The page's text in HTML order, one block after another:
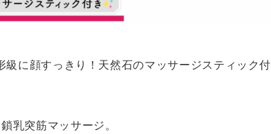
に顔すっきり！天然石のマッサージスティック付
乳突筋マッサージ。